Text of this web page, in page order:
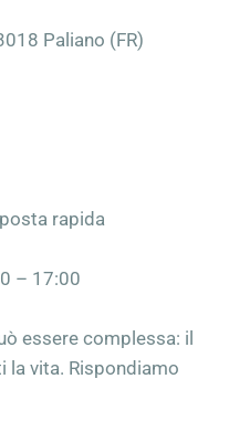
Paliano (FR)
rapida
– 17:00
essere complessa: il
vita. Rispondiamo